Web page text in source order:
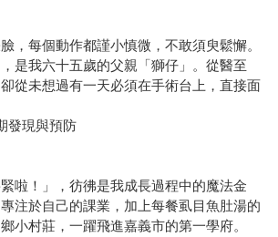
，每個動作都謹小慎微，不敢須臾鬆懈。
是我六十五歲的父親「獅仔」。從醫至
從未想過有一天必須在手術台上，直接面
發現與預防
啦！」，彷彿是我成長過程中的魔法金
注於自己的課業，加上每餐虱目魚肚湯的
小村莊，一躍飛進嘉義市的第一學府。